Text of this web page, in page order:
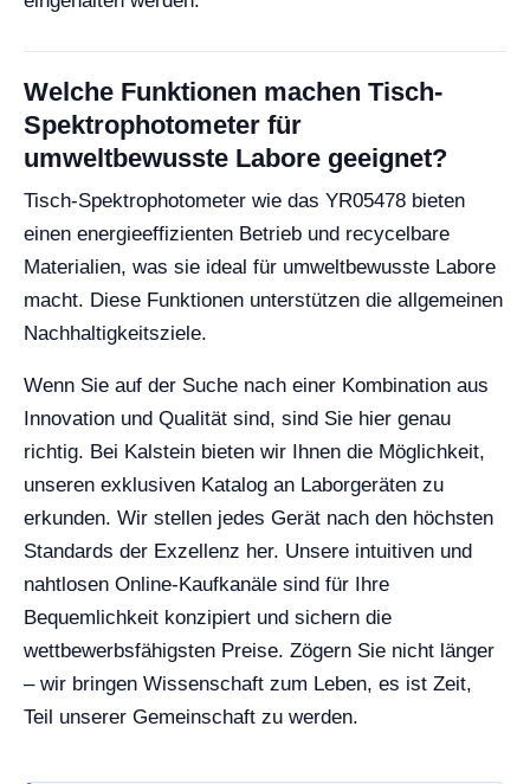
Welche Funktionen machen Tisch-
Spektrophotometer für
umweltbewusste Labore geeignet?
Tisch-Spektrophotometer wie das YR05478 bieten
einen energieeffizienten Betrieb und recycelbare
Materialien, was sie ideal für umweltbewusste Labore
macht. Diese Funktionen unterstützen die allgemeinen
Nachhaltigkeitsziele.
Wenn Sie auf der Suche nach einer Kombination aus
Innovation und Qualität sind, sind Sie hier genau
richtig. Bei Kalstein bieten wir Ihnen die Möglichkeit,
unseren exklusiven Katalog an Laborgeräten zu
erkunden. Wir stellen jedes Gerät nach den höchsten
Standards der Exzellenz her. Unsere intuitiven und
nahtlosen Online-Kaufkanäle sind für Ihre
Bequemlichkeit konzipiert und sichern die
wettbewerbsfähigsten Preise. Zögern Sie nicht länger
– wir bringen Wissenschaft zum Leben, es ist Zeit,
Teil unserer Gemeinschaft zu werden.